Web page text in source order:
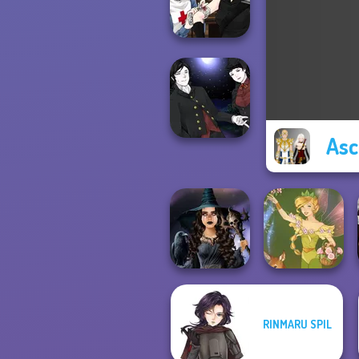
Chapter 2
Manga Creator
Vampire Hunter
P...
Vampire Hunter
P...
Mystic Coven The
Sisterhood of...
RINMARU SPIL